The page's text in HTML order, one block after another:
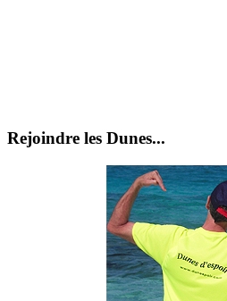
Rejoindre les Dunes...